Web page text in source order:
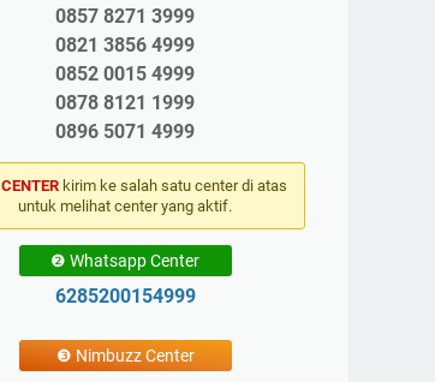
0857 8271 3999
0821 3856 4999
0852 0015 4999
0878 8121 1999
0896 5071 4999
CENTER kirim ke salah satu center di atas
untuk melihat center yang aktif.
❷ Whatsapp Center
6285200154999
❸ Nimbuzz Center